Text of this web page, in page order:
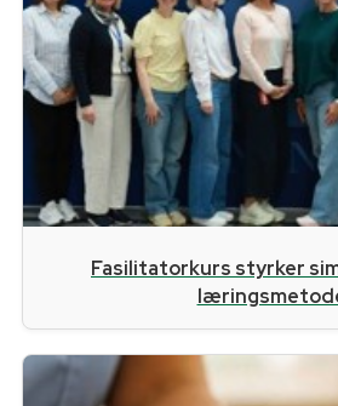
Fasilitatorkurs styrker